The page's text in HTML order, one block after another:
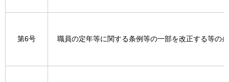
第6号 職員の定年等に関する条例等の一部を改正する等の